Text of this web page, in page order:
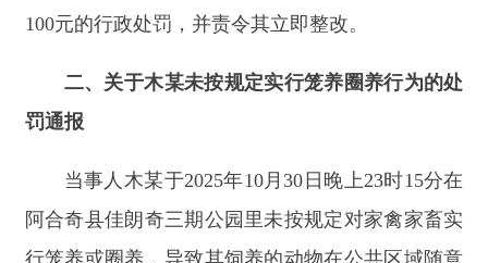
阿合奇县佳朗奇三期公园里未按规定对家禽家畜实
活动，破坏环境卫生，造成不良影响。该行为违反
了《新疆维吾尔自治区实施<城市市容和环境卫生
规定：未经批准擅自饲养家禽家畜或未按规定实行
笼养、圈养，影响市容市貌和环境卫生的，由市容